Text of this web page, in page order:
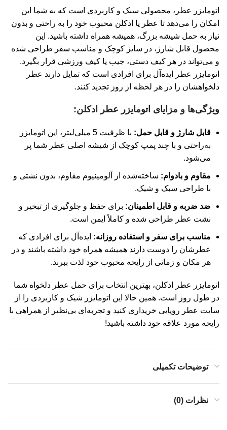
اتومایزر عطر، محصولی سبک و کاربردی است که به شما این
امکان را می‌دهد تا عطر یا ادکلن محبوب خود را به راحتی و بدون
نیاز به حمل شیشه بزرگ، همیشه همراه داشته باشید. این
محصول قابل شارژ، در سایز کوچک و مناسب سفر طراحی شده
و می‌تواند در هر کیف دستی، جیب یا کیف ورزشی قرار بگیرد.
اتومایزر عطر ایده‌آل برای افرادی است که تمایل دارند عطر
دلخواهشان را در هر لحظه از روز تجدید کنند.
ویژگی‌ها و مزایای اتومایزر عطر ادکلن:
قابل شارژ و قابل حمل:
با ظرفیت 5 میلی‌لیتر، این اتومایزر
به‌راحتی و با چند پمپ کوچک از شیشه اصلی عطر شما پر
می‌شود.
مقاوم و بادوام: ساخته‌شده از آلومینیوم مقاوم، بدون نشتی و
با طراحی سبک و شیک.
ضد ضربه و قابل اطمینان: برای حفظ و جلوگیری از تبخیر و
نشت عطر طراحی شده و کاملاً ایمن است.
مناسب برای سفر و استفاده روزانه: ایده‌آل برای افرادی که
عطرشان را دوست دارند همیشه همراه خود داشته باشند و در
هر مکان و زمانی از رایحه محبوب خود لذت ببرند.
اتومایزر عطر ادکلن، بهترین انتخاب برای حمل عطر دلخواه شما
در طول روز است. همین حالا این اتومایزر شیک و کاربردی را از
سایت عطر رویایی خریداری کنید و تجربه‌ای بی‌نظیر از همراهی با
رایحه مورد علاقه خود داشته باشید!
توضیحات تکمیلی
نظرات (0)